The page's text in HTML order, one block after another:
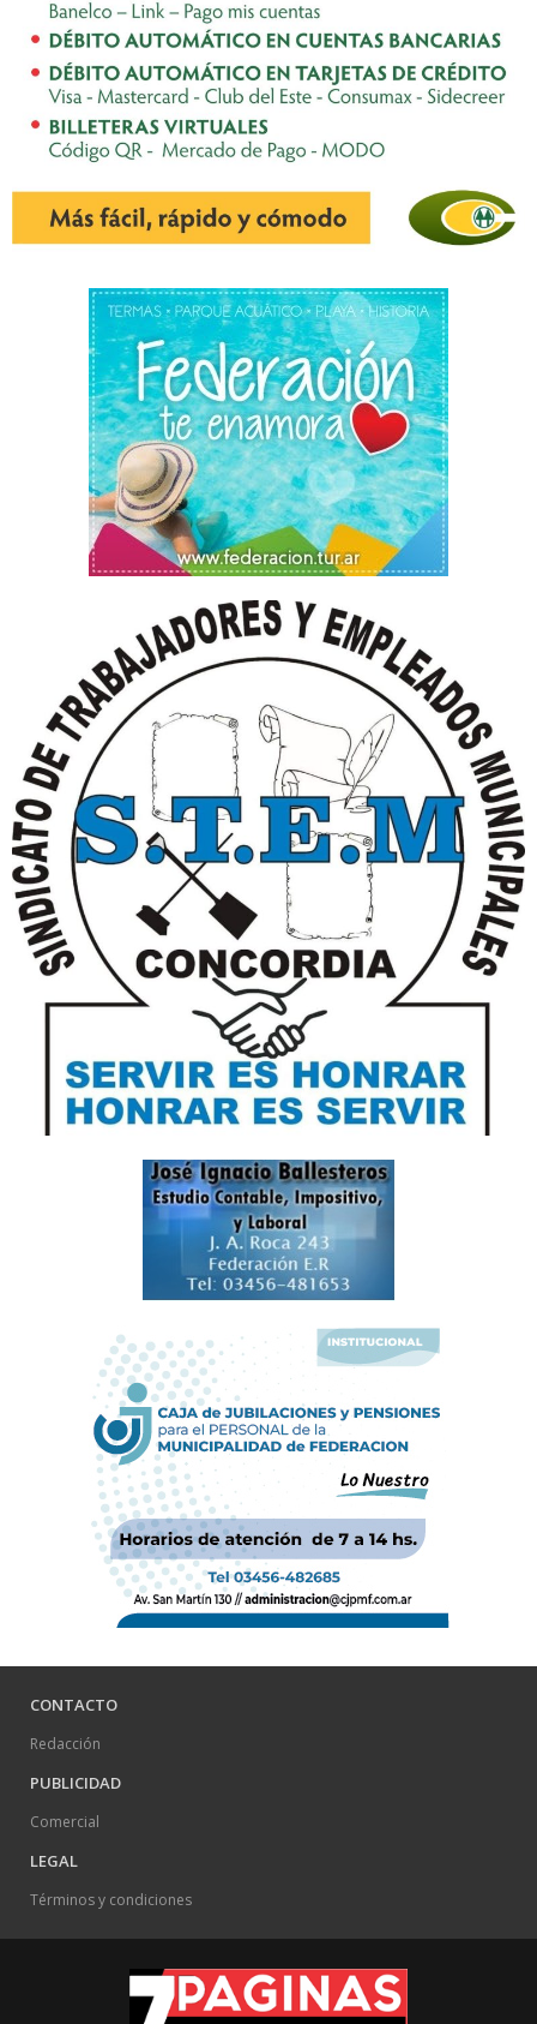
CONTACTO
Redacción
PUBLICIDAD
Comercial
LEGAL
Términos y condiciones